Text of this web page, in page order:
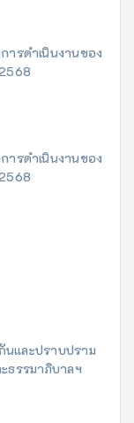
ารดำเนินงานของ
ารดำเนินงานของ
และปราบปราม
ธรรมาภิบาลฯ